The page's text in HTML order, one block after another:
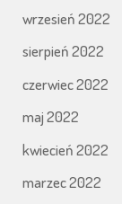
wrzesień 2022
sierpień 2022
czerwiec 2022
maj 2022
kwiecień 2022
marzec 2022